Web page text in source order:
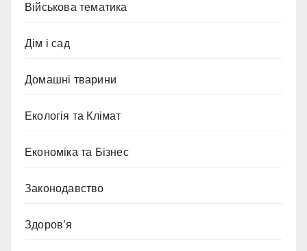
Військова тематика
Дім і сад
Домашні тварини
Екологія та Клімат
Економіка та Бізнес
Законодавство
Здоров’я